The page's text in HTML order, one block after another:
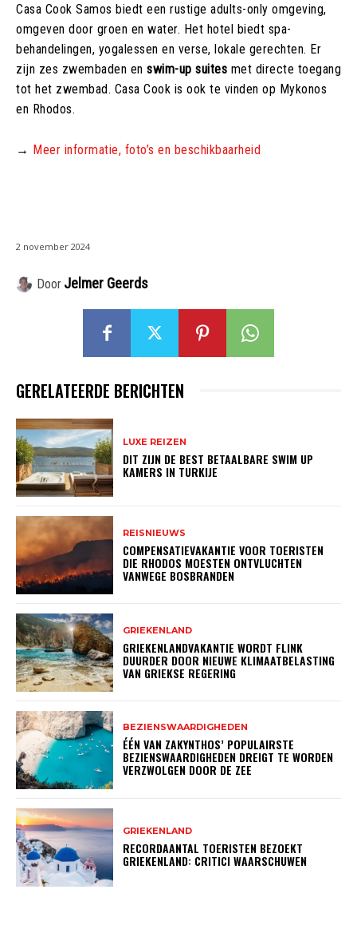
Casa Cook Samos biedt een rustige adults-only omgeving,
omgeven door groen en water. Het hotel biedt spa-
behandelingen, yogalessen en verse, lokale gerechten. Er
zijn zes zwembaden en swim-up suites met directe toegang
tot het zwembad. Casa Cook is ook te vinden op Mykonos
en Rhodos.
→ Meer informatie, foto’s en beschikbaarheid
2 november 2024
Door Jelmer Geerds
GERELATEERDE BERICHTEN
LUXE REIZEN
DIT ZIJN DE BEST BETAALBARE SWIM UP
KAMERS IN TURKIJE
REISNIEUWS
COMPENSATIEVAKANTIE VOOR TOERISTEN
DIE RHODOS MOESTEN ONTVLUCHTEN
VANWEGE BOSBRANDEN
GRIEKENLAND
GRIEKENLANDVAKANTIE WORDT FLINK
DUURDER DOOR NIEUWE KLIMAATBELASTING
VAN GRIEKSE REGERING
BEZIENSWAARDIGHEDEN
ÉÉN VAN ZAKYNTHOS’ POPULAIRSTE
BEZIENSWAARDIGHEDEN DREIGT TE WORDEN
VERZWOLGEN DOOR DE ZEE
GRIEKENLAND
RECORDAANTAL TOERISTEN BEZOEKT
GRIEKENLAND: CRITICI WAARSCHUWEN